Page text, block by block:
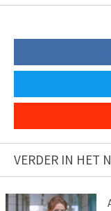
VERDER IN HET